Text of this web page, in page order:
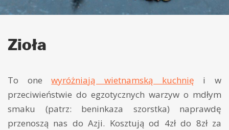
Zioła
To onewyróżniają wietnamską kuchnię i w
przeciwieństwie do egzotycznych warzyw o mdłym
smaku (patrz: beninkaza szorstka) naprawdę
przenoszą nas do Azji. Kosztują od 4zł do 8zł za